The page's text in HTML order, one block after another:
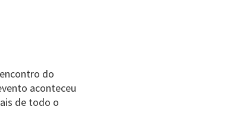
do
aconteceu
de todo o